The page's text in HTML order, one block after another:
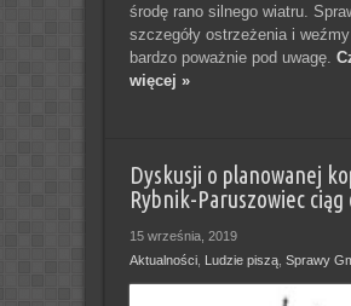
środę rano silnego wiatru.
szczegóły ostrzeżenia i
bardzo poważnie pod uwagę.
więcej »
Dyskusji o planowanej
Rybnik-Paruszowiec ciąg
15 września, 2019
Aktualności, Ludzie piszą, Sprawy